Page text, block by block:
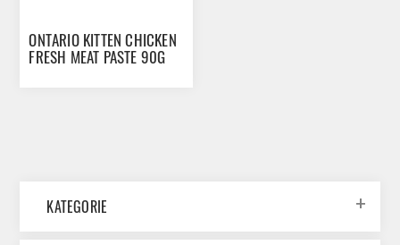
ONTARIO KITTEN CHICKEN
FRESH MEAT PASTE 90G
KATEGORIE